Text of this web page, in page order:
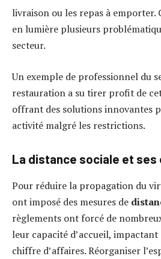
livraison ou les repas à emporter.
en lumière plusieurs
secteur.
Un exemple de professionnel du
restauration a su tirer profit de
offrant des solutions innovantes
activité malgré les restrictions.
La distance sociale et
Pour réduire la propagation du
ont imposé des mesures de
règlements ont forcé de
leur capacité d’accueil,
chiffre d’affaires. Réorganiser